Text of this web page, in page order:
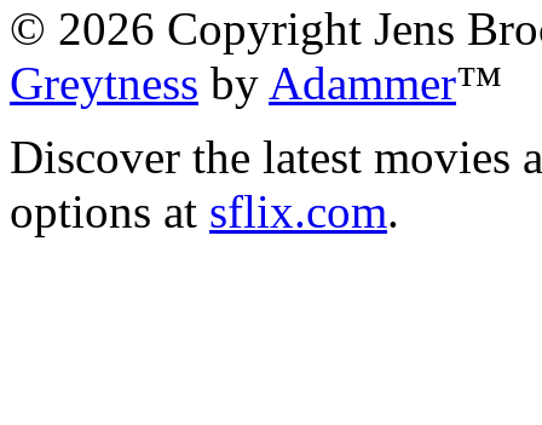
© 2026 Copyright Jens
Greytness by Adammer™
Discover the latest movies
options at sflix.com.